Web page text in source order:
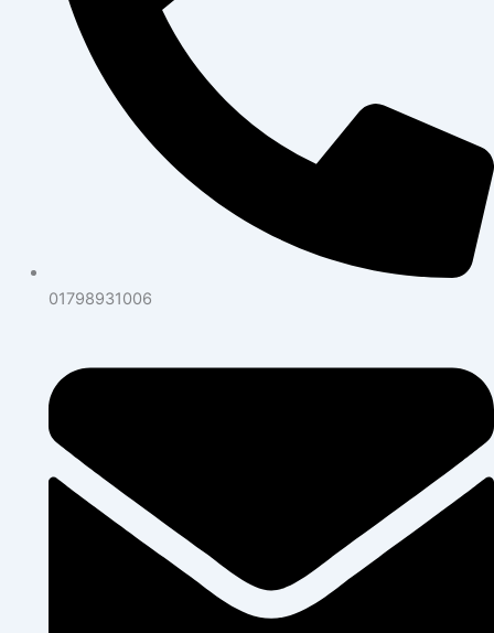
01798931006